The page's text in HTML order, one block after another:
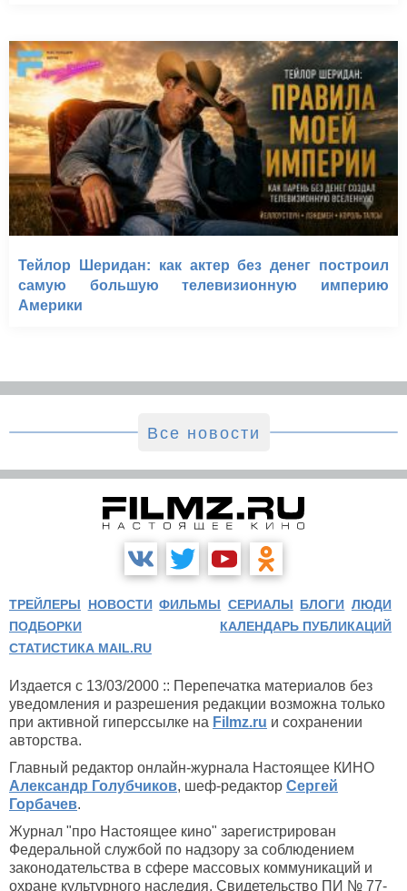
Тейлор Шеридан: как актер без денег построил
самую большую телевизионную империю
Америки
Все новости
ТРЕЙЛЕРЫ НОВОСТИ ФИЛЬМЫ СЕРИАЛЫ БЛОГИ ЛЮДИ
ПОДБОРКИ
КАЛЕНДАРЬ ПУБЛИКАЦИЙ
СТАТИСТИКА MAIL.RU
Издается с 13/03/2000 :: Перепечатка материалов без
уведомления и разрешения редакции возможна только
при активной гиперссылке на Filmz.ru и сохранении
авторства.
Главный редактор онлайн-журнала Настоящее КИНО
Александр Голубчиков, шеф-редактор Сергей
Горбачев.
Журнал "про Настоящее кино" зарегистрирован
Федеральной службой по надзору за соблюдением
законодательства в сфере массовых коммуникаций и
охране культурного наследия. Свидетельство ПИ № 77-